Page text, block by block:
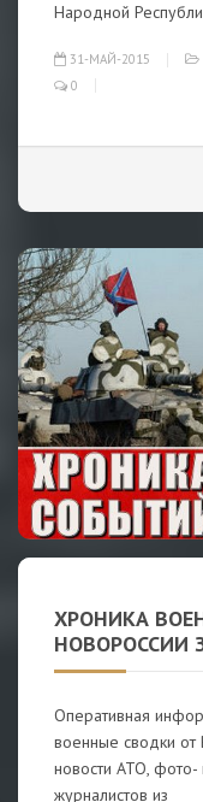
Народной
31-МАЙ-2015
0
ХРОНИКА
НОВОРОССИИ
Оперативная
военные сводки
новости АТО,
журналистов из